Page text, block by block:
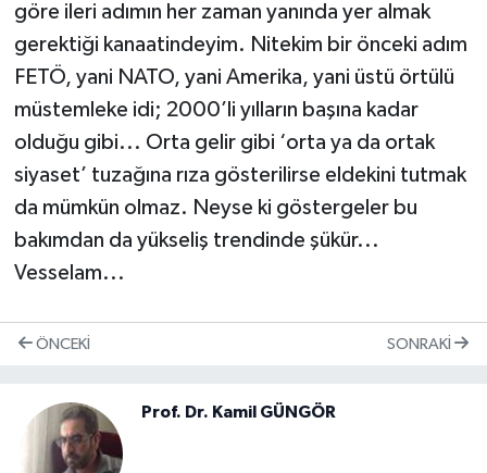
göre ileri adımın her zaman yanında yer almak
gerektiği kanaatindeyim. Nitekim bir önceki adım
FETÖ, yani NATO, yani Amerika, yani üstü örtülü
müstemleke idi; 2000’li yılların başına kadar
olduğu gibi... Orta gelir gibi ‘orta ya da ortak
siyaset’ tuzağına rıza gösterilirse eldekini tutmak
da mümkün olmaz. Neyse ki göstergeler bu
bakımdan da yükseliş trendinde şükür...
Vesselam...
ÖNCEKI SONRAKI
Prof. Dr. Kamil GÜNGÖR